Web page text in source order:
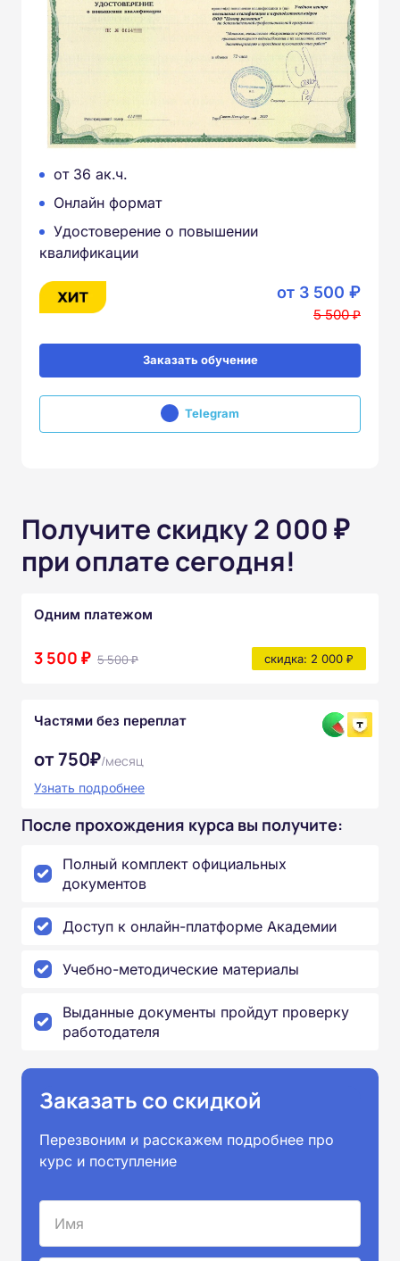
от 36 ак.ч.
Онлайн формат
Удостоверение о повышении
квалификации
от 3 500 ₽
5 500 ₽
Заказать обучение
Telegram
Получите скидку 2 000 ₽
при оплате сегодня!
Одним платежом
3 500 ₽ 5 500 ₽ скидка: 2 000 ₽
Частями без переплат
от 750₽/месяц
Узнать подробнее
После прохождения курса вы получите:
Полный комплект официальных
документов
Доступ к онлайн-платформе Академии
Учебно-методические материалы
Выданные документы пройдут проверку
работодателя
Заказать со скидкой
Перезвоним и расскажем подробнее про
курс и поступление